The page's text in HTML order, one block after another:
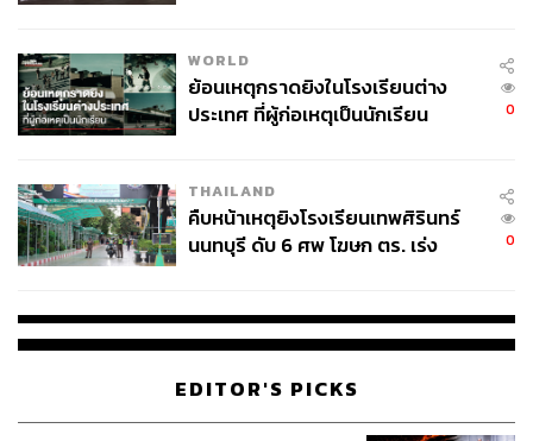
WORLD
ย้อนเหตุกราดยิงในโรงเรียนต่าง
ประเทศ ที่ผู้ก่อเหตุเป็นนักเรียน
0
THAILAND
คืบหน้าเหตุยิงโรงเรียนเทพศิรินทร์
นนทบุรี ดับ 6 ศพ โฆษก ตร. เร่ง
0
EDITOR'S PICKS